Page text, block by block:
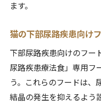
ます。
猫の下部尿路疾患向け
下部尿路疾患向けのフー
尿路疾患療法食」専用フ
う。これらのフードは、
結晶の発生を抑えるよう